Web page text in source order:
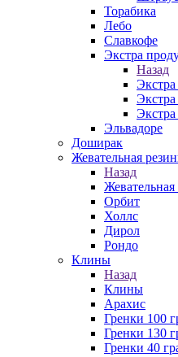
Торабика
Лебо
Славкофе
Экстра
Назад
Эльвадоре
Доширак
Жевательная
Назад
Орбит
Холлс
Дирол
Рондо
Клины
Назад
Клины
Арахис
Гренки 100
Гренки 130
Гренки 40